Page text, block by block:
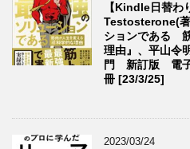
【Kindle日替わ
Testosterone(
ションである
理由』、平山令
門 新訂版 電子
冊 [23/3/25]
2023/03/24